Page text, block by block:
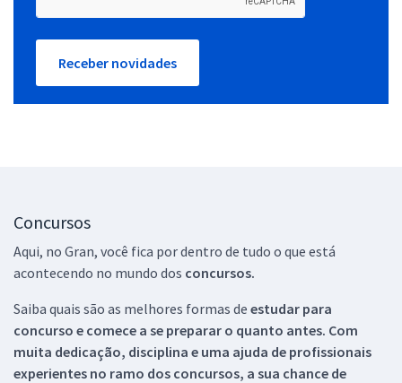
Receber novidades
Concursos
Aqui, no Gran, você fica por dentro de tudo o que está
acontecendo no mundo dos concursos.
Saiba quais são as melhores formas de estudar para
concurso e comece a se preparar o quanto antes. Com
muita dedicação, disciplina e uma ajuda de profissionais
experientes no ramo dos concursos, a sua chance de